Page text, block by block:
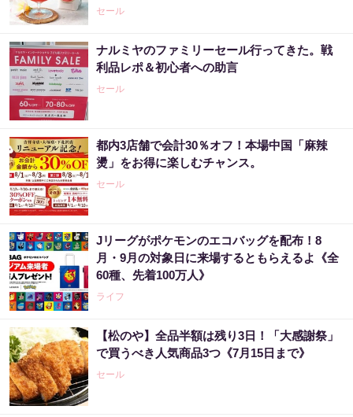
セール
ナルミヤのファミリーセール行ってきた。戦
利品レポ＆初心者への助言
セール
都内3店舗で会計30％オフ！本場中国「麻辣
燙」をお得に楽しむチャンス。
セール
Jリーグがポケモンのエコバッグを配布！8
月・9月の対象日に来場するともらえるよ《全
60種、先着100万人》
ライフ
【松のや】全品半額は残り3日！「大感謝祭」
で買うべき人気商品3つ《7月15日まで》
セール